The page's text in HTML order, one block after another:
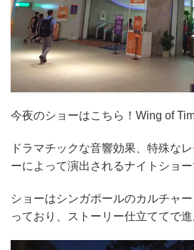
今夜のショーはこちら！Wing of
ドラマチックな音響効果、特殊な
ーによって演出されるナイトショー
ショーはシンガポールのカルチャ
っており、ストーリー仕立ててで